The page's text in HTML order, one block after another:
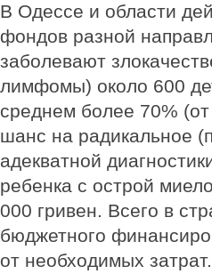
В Одессе и области
фондов разной
заболевают
лимфомы) около 600
среднем более 70%
шанс на радикальное
адекватной
ребенка с острой
000 гривен. Всего в
бюджетного
от необходимых